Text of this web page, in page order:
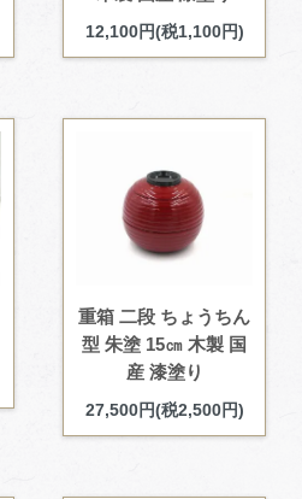
12,100円(税1,100円)
重箱 二段 ちょうちん
型 朱塗 15㎝ 木製 国
産 漆塗り
27,500円(税2,500円)